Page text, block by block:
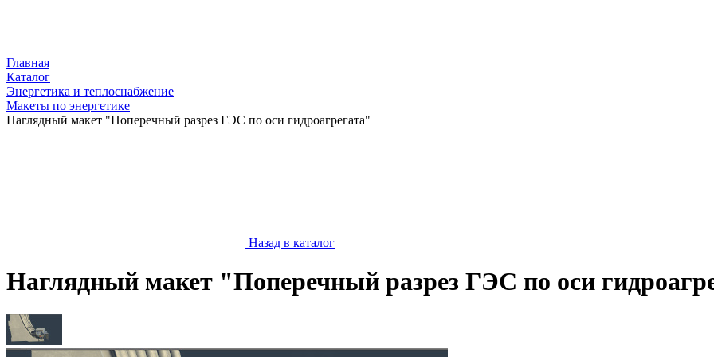
Главная
Каталог
Энергетика и теплоснабжение
Макеты по энергетике
Наглядный макет "Поперечный разрез ГЭС по оси гидроагрегата"
Назад в каталог
Наглядный макет "Поперечный разрез ГЭС по оси